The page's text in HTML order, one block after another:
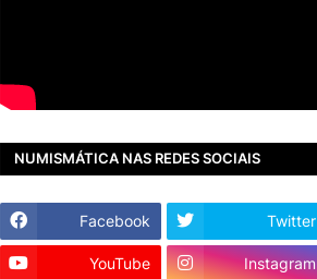
NUMISMÁTICA NAS REDES SOCIAIS
Facebook Twitter
YouTube Instagram